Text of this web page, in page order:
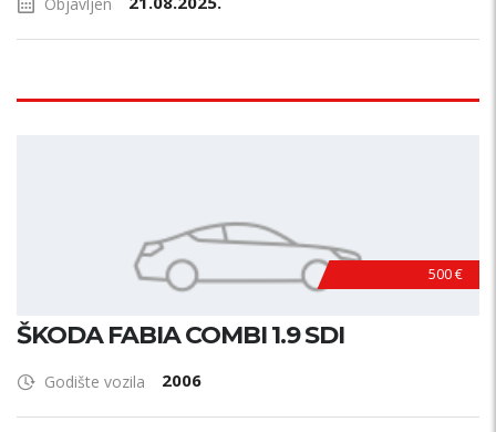
500 €
ŠKODA FABIA COMBI 1.9 SDI
Godište vozila 2006